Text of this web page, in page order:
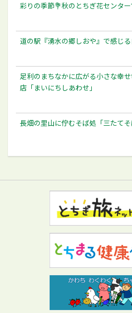
彩りの季節💐秋のとちぎ花センタ
道の駅『湧水の郷しおや』で感じ
足利のまちなかに広がる小さな幸
店「まいにちしあわせ」
長畑の里山に佇むそば処「三たて